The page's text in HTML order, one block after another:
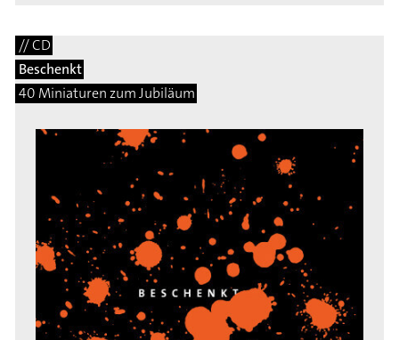
// CD
Beschenkt
40 Miniaturen zum Jubiläum